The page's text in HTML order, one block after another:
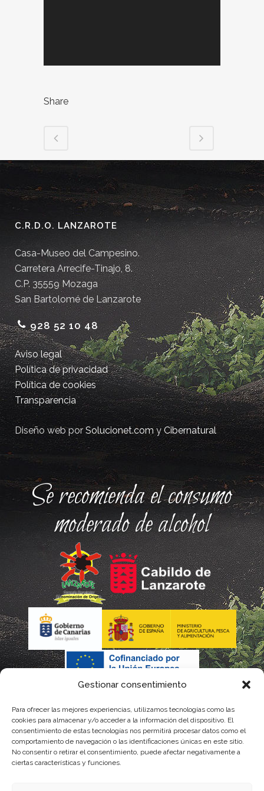
Gestionar consentimiento
Para ofrecer las mejores experiencias, utilizamos tecnologías como las
cookies para almacenar y/o acceder a la información del dispositivo. El
consentimiento de estas tecnologías nos permitirá procesar datos como el
comportamiento de navegación o las identificaciones únicas en este sitio.
No consentir o retirar el consentimiento, puede afectar negativamente a
ciertas características y funciones.
Share
C.R.D.O. LANZAROTE
Casa-Museo del Campesino.
Carretera Arrecife-Tinajo, 8.
C.P. 35559 Mozaga
San Bartolomé de Lanzarote
928 52 10 48
Aviso legal
Política de privacidad
Política de cookies
Transparencia
Diseño web porSolucionet.comyCibernatural
Se recomienda el consumo
moderado de alcohol
La gestión de la DOP Lanzarote realizada por este Consejo
Regulador es financiada, parcialmente, por el Gobierno de
Canarias